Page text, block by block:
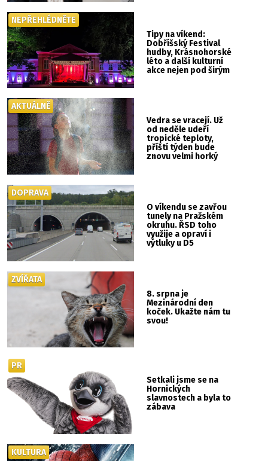
Tipy na víkend:
Dobříšský Festival
hudby, Krásnohorské
léto a další kulturní
akce nejen pod širým
NEPŘEHLÉDNĚTE
Vedra se vracejí. Už
od neděle udeří
tropické teploty,
příští týden bude
znovu velmi horký
AKTUÁLNĚ
O víkendu se zavřou
tunely na Pražském
okruhu. ŘSD toho
využije a opraví i
výtluky u D5
DOPRAVA
8. srpna je
Mezinárodní den
koček. Ukažte nám tu
svou!
ZVÍŘATA
Setkali jsme se na
Hornických
slavnostech a byla to
zábava
PR
KULTURA